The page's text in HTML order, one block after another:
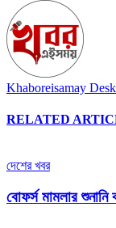
Khaboreisamay Desk
RELATED
দেশের খবর
বোফর্স মামলার